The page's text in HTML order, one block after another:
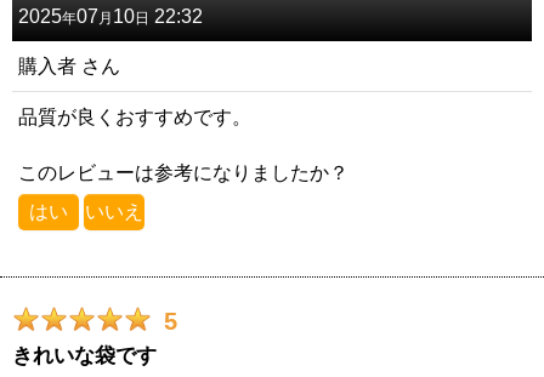
2025年07月 10日 22:32
購入者 さん
品質が良くおすすめです。
このレビューは参考になりましたか？
はい いいえ
5
きれいな袋です